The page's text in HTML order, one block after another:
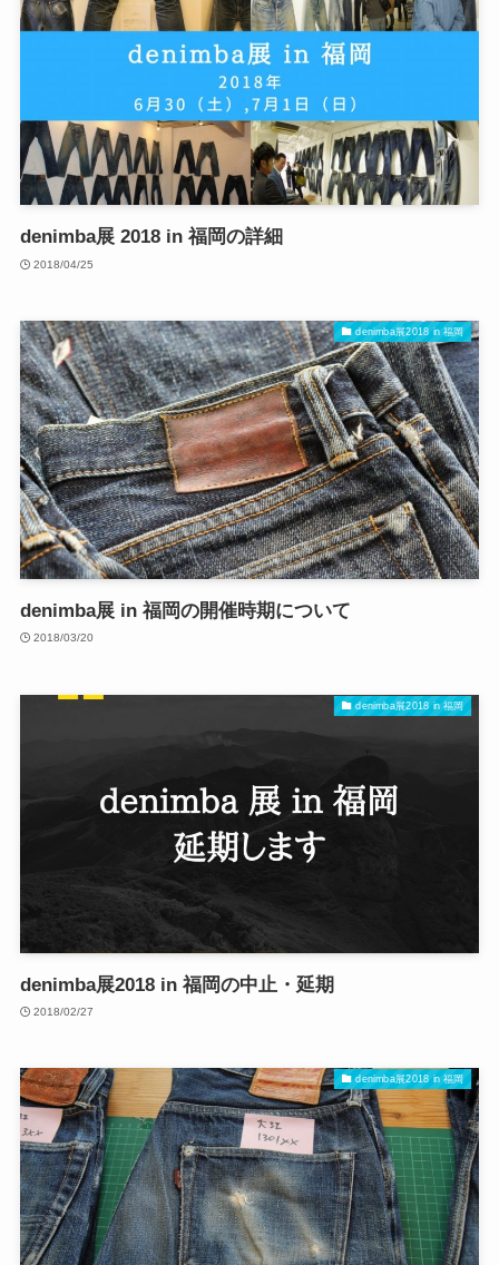
denimba展 2018 in 福岡の詳細
2018/04/25
denimba展2018 in 福岡
denimba展 in 福岡の開催時期について
2018/03/20
denimba展2018 in 福岡
denimba展2018 in 福岡の中止・延期
2018/02/27
denimba展2018 in 福岡